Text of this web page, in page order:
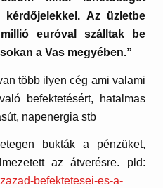
Az üzletbe
euróval szálltak be
a Vas megyében.”
több ilyen cég ami valami
befektetésért, hatalmas
napenergia stb
bukták a pénzüket,
az átverésre. pld:
befektetesei-es-a-